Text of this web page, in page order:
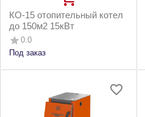
КО-15 отопительный котел
до 150м2 15кВт
0.0
Под заказ